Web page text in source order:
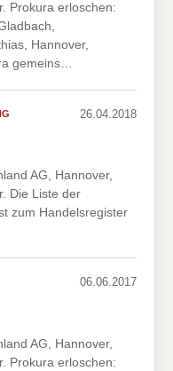
Prokura erloschen:
Hannover,
gemeins…
26.04.2018
AG, Hannover,
Die Liste der
zum Handelsregister
06.06.2017
AG, Hannover,
Prokura erloschen: